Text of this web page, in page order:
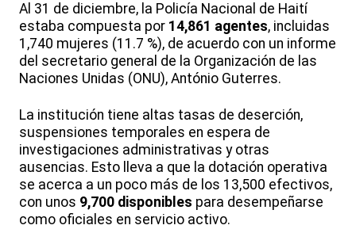
Al 31 de diciembre, la Policía Nacional de Haití
estaba compuesta por 14,861 agentes, incluidas
1,740 mujeres (11.7 %), de acuerdo con un informe
del secretario general de la Organización de las
Naciones Unidas (ONU), António Guterres.
La institución tiene altas tasas de deserción,
suspensiones temporales en espera de
investigaciones administrativas y otras
ausencias. Esto lleva a que la dotación operativa
se acerca a un poco más de los 13,500 efectivos,
con unos 9,700 disponibles para desempeñarse
como oficiales en servicio activo.